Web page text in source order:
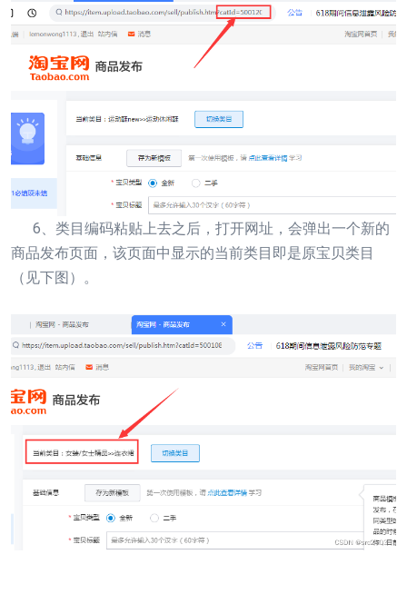
6、类目编码粘贴上去之后，打开网址，会弹出一个新的
商品发布页面，该页面中显示的当前类目即是原宝贝类目
（见下图）。